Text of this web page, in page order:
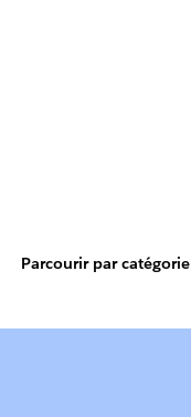
Parcourir par catégorie